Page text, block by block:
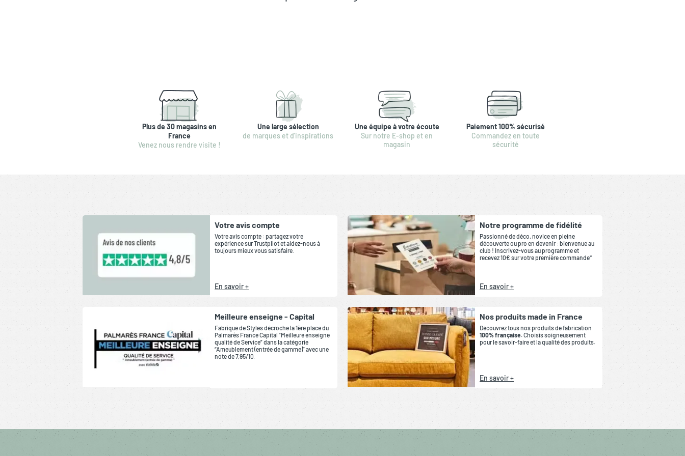
Plus de 30 magasins en
France
Venez nous rendre visite !
Une large sélection
de marques et d'inspirations
Une équipe à votre écoute
Sur notre E-shop et en
magasin
Paiement 100% sécurisé
Commandez en toute
sécurité
Votre avis compte
Votre avis compte : partagez votre
expérience sur Trustpilot et aidez-nous à
toujours mieux vous satisfaire.
En savoir +
Notre programme de fidélité
Passionné de déco, novice en pleine
découverte ou pro en devenir : bienvenue au
club ! Inscrivez-vous au programme et
recevez 10€ sur votre première commande*
En savoir +
Meilleure enseigne - Capital
Fabrique de Styles décroche la 1ère place du
Palmarès France Capital “Meilleure enseigne
qualité de Service” dans la catégorie
“Ameublement (entrée de gamme)” avec une
note de 7,95/10.
Nos produits made in France
Découvrez tous nos produits de fabrication
100% française. Choisis soigneusement
pour le savoir-faire et la qualité des produits.
En savoir +